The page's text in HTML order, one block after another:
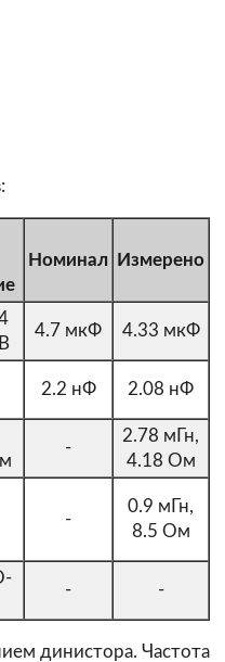
Номинал Измерено
4.7 мкФ 4.33 мкФ
2.2 нФ 2.08 нФ
-
2.78 мГн,
4.18 Ом
-
0.9 мГн,
8.5 Ом
- -
динистора. Частота